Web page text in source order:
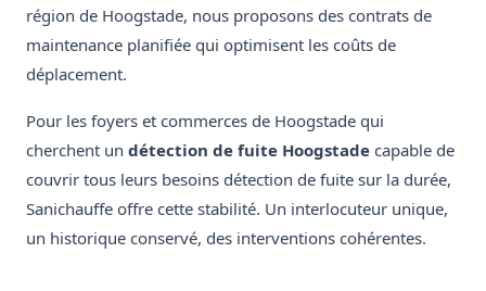
région de Hoogstade, nous proposons des contrats de
maintenance planifiée qui optimisent les coûts de
déplacement.
Pour les foyers et commerces de Hoogstade qui
cherchent un détection de fuite Hoogstade capable de
couvrir tous leurs besoins détection de fuite sur la durée,
Sanichauffe offre cette stabilité. Un interlocuteur unique,
un historique conservé, des interventions cohérentes.